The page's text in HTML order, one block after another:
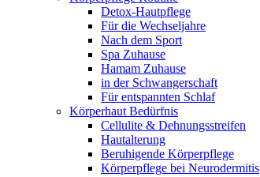
Detox-Hautpflege
Für die Wechseljahre
Nach dem Sport
Spa Zuhause
Hamam Zuhause
in der Schwangerschaft
Für entspannten Schlaf
Körperhaut Bedürfnis
Cellulite & Dehnungsstreifen
Hautalterung
Beruhigende Körperpflege
Körperpflege bei Neurodermitis